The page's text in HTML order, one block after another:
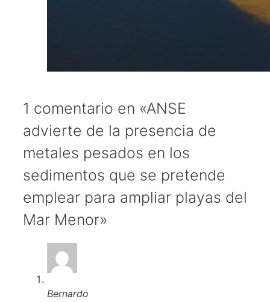
1 comentario en «ANSE
advierte de la presencia de
metales pesados en los
sedimentos que se pretende
emplear para ampliar playas del
Mar Menor»
Bernardo